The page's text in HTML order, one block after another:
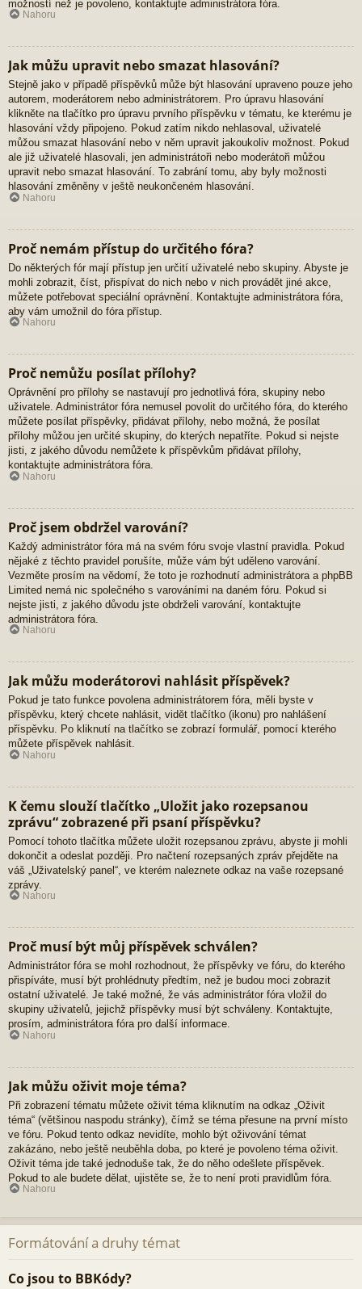
možností než je povoleno, kontaktujte administrátora fóra.
Nahoru
Jak můžu upravit nebo smazat hlasování?
Stejně jako v případě příspěvků může být hlasování upraveno pouze jeho
autorem, moderátorem nebo administrátorem. Pro úpravu hlasování
klikněte na tlačítko pro úpravu prvního příspěvku v tématu, ke kterému je
hlasování vždy připojeno. Pokud zatím nikdo nehlasoval, uživatelé
můžou smazat hlasování nebo v něm upravit jakoukoliv možnost. Pokud
ale již uživatelé hlasovali, jen administrátoři nebo moderátoři můžou
upravit nebo smazat hlasování. To zabrání tomu, aby byly možnosti
hlasování změněny v ještě neukončeném hlasování.
Nahoru
Proč nemám přístup do určitého fóra?
Do některých fór mají přístup jen určití uživatelé nebo skupiny. Abyste je
mohli zobrazit, číst, přispívat do nich nebo v nich provádět jiné akce,
můžete potřebovat speciální oprávnění. Kontaktujte administrátora fóra,
aby vám umožnil do fóra přístup.
Nahoru
Proč nemůžu posílat přílohy?
Oprávnění pro přílohy se nastavují pro jednotlivá fóra, skupiny nebo
uživatele. Administrátor fóra nemusel povolit do určitého fóra, do kterého
můžete posílat příspěvky, přidávat přílohy, nebo možná, že posílat
přílohy můžou jen určité skupiny, do kterých nepatříte. Pokud si nejste
jisti, z jakého důvodu nemůžete k příspěvkům přidávat přílohy,
kontaktujte administrátora fóra.
Nahoru
Proč jsem obdržel varování?
Každý administrátor fóra má na svém fóru svoje vlastní pravidla. Pokud
nějaké z těchto pravidel porušíte, může vám být uděleno varování.
Vezměte prosím na vědomí, že toto je rozhodnutí administrátora a phpBB
Limited nemá nic společného s varováními na daném fóru. Pokud si
nejste jisti, z jakého důvodu jste obdrželi varování, kontaktujte
administrátora fóra.
Nahoru
Jak můžu moderátorovi nahlásit příspěvek?
Pokud je tato funkce povolena administrátorem fóra, měli byste v
příspěvku, který chcete nahlásit, vidět tlačítko (ikonu) pro nahlášení
příspěvku. Po kliknutí na tlačítko se zobrazí formulář, pomocí kterého
můžete příspěvek nahlásit.
Nahoru
K čemu slouží tlačítko „Uložit jako rozepsanou
zprávu“ zobrazené při psaní příspěvku?
Pomocí tohoto tlačítka můžete uložit rozepsanou zprávu, abyste ji mohli
dokončit a odeslat později. Pro načtení rozepsaných zpráv přejděte na
váš „Uživatelský panel“, ve kterém naleznete odkaz na vaše rozepsané
zprávy.
Nahoru
Proč musí být můj příspěvek schválen?
Administrátor fóra se mohl rozhodnout, že příspěvky ve fóru, do kterého
přispíváte, musí být prohlédnuty předtím, než je budou moci zobrazit
ostatní uživatelé. Je také možné, že vás administrátor fóra vložil do
skupiny uživatelů, jejichž příspěvky musí být schváleny. Kontaktujte,
prosím, administrátora fóra pro další informace.
Nahoru
Jak můžu oživit moje téma?
Při zobrazení tématu můžete oživit téma kliknutím na odkaz „Oživit
téma“ (většinou naspodu stránky), čímž se téma přesune na první místo
ve fóru. Pokud tento odkaz nevidíte, mohlo být oživování témat
zakázáno, nebo ještě neuběhla doba, po které je povoleno téma oživit.
Oživit téma jde také jednoduše tak, že do něho odešlete příspěvek.
Pokud to ale budete dělat, ujistěte se, že to není proti pravidlům fóra.
Nahoru
Formátování a druhy témat
Co jsou to BBKódy?